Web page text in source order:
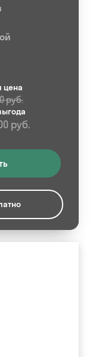
цена
руб.
руб.